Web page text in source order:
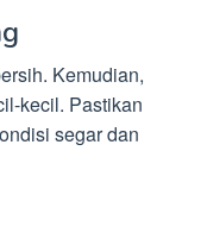
Kemudian,
kecil. Pastikan
segar dan